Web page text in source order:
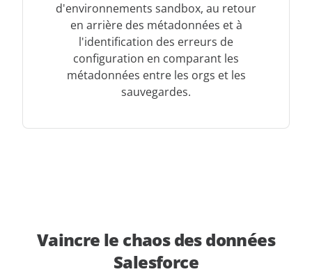
d'environnements sandbox, au retour
en arrière des métadonnées et à
l'identification des erreurs de
configuration en comparant les
métadonnées entre les orgs et les
sauvegardes.
Vaincre le chaos des données
Salesforce